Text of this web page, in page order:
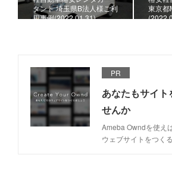
タント 埼玉県B法人様ご利
用事例(2022.01.31)
東京都
PR
あなたもサイト
せんか
Ameba Owndを使え
ウェブサイトをつく